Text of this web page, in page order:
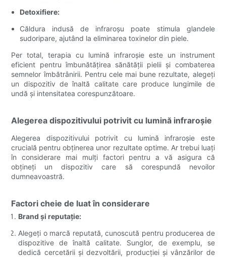
Detoxifiere:
Căldura indusă de infraroșu poate stimula glandele
sudoripare, ajutând la eliminarea toxinelor din piele.
Per total, terapia cu lumină infraroșie este un instrument
eficient pentru îmbunătățirea sănătății pielii și combaterea
semnelor îmbătrânirii. Pentru cele mai bune rezultate, alegeți
un dispozitiv de înaltă calitate care produce lungimile de
undă și intensitatea corespunzătoare.
Alegerea dispozitivului potrivit cu lumină infraroșie
Alegerea dispozitivului potrivit cu lumină infraroșie este
crucială pentru obținerea unor rezultate optime. Ar trebui luați
în considerare mai mulți factori pentru a vă asigura că
obțineți un dispozitiv care să corespundă nevoilor
dumneavoastră.
Factori cheie de luat în considerare
Brand și reputație:
Alegeți o marcă reputată, cunoscută pentru producerea de
dispozitive de înaltă calitate. Sunglor, de exemplu, se
dedică cercetării și dezvoltării, producției și vânzărilor de